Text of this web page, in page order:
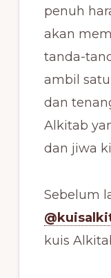
penuh
akan
tanda-
ambil
dan
Alkitab
dan jiwa
Sebelum
kuis